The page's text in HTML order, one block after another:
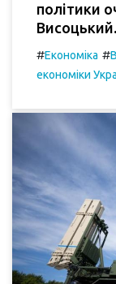
політики
Висоцький.
#Економіка #
економіки